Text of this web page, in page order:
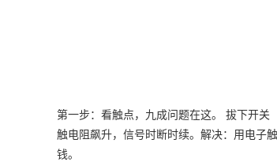
第一步：看触点，九成问题在这。 拔下开
触电阻飙升，信号时断时续。解决：用电子
钱。